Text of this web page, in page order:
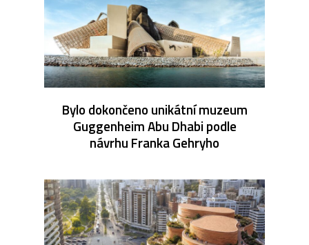
Bylo dokončeno unikátní muzeum
Guggenheim Abu Dhabi podle
návrhu Franka Gehryho